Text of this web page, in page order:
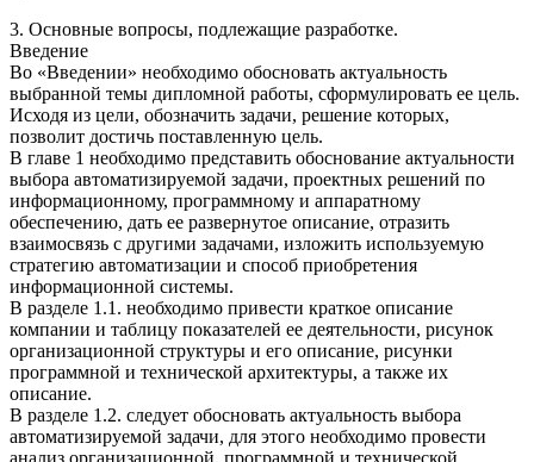
3. Основные вопросы, подлежащие разработке.
Введение
Во «Введении» необходимо обосновать актуальность
выбранной темы дипломной работы, сформулировать ее цель.
Исходя из цели, обозначить задачи, решение которых,
позволит достичь поставленную цель.
В главе 1 необходимо представить обоснование актуальности
выбора автоматизируемой задачи, проектных решений по
информационному, программному и аппаратному
обеспечению, дать ее развернутое описание, отразить
взаимосвязь с другими задачами, изложить используемую
стратегию автоматизации и способ приобретения
информационной системы.
В разделе 1.1. необходимо привести краткое описание
компании и таблицу показателей ее деятельности, рисунок
организационной структуры и его описание, рисунки
программной и технической архитектуры, а также их
описание.
В разделе 1.2. следует обосновать актуальность выбора
автоматизируемой задачи, для этого необходимо провести
анализ организационной, программной и технической